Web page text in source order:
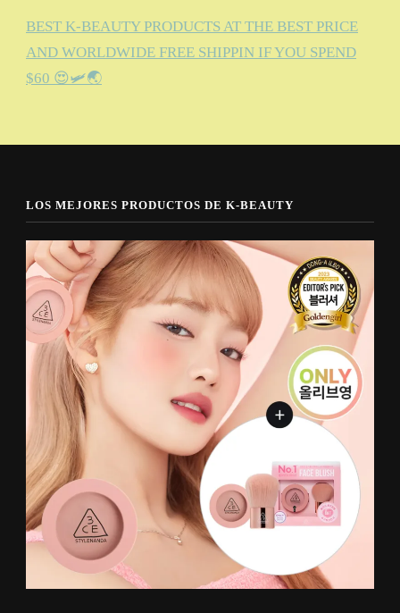
BEST K-BEAUTY PRODUCTS AT THE BEST PRICE
AND WORLDWIDE FREE SHIPPIN IF YOU SPEND
$60 😍🛩️🌏
LOS MEJORES PRODUCTOS DE K-BEAUTY